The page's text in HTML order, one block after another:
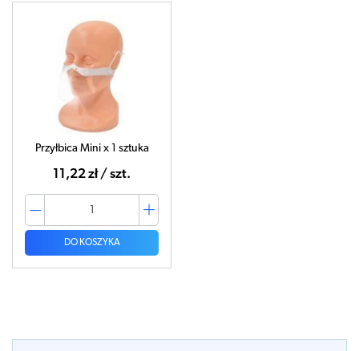
Przyłbica Mini x 1 sztuka
11,22 zł / szt.
DO KOSZYKA